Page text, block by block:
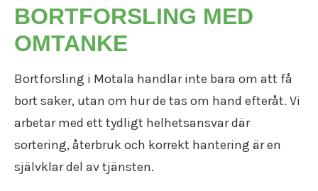
BORTFORSLING MED
OMTANKE
Bortforsling i Motala handlar inte bara om att få
bort saker, utan om hur de tas om hand efteråt. Vi
arbetar med ett tydligt helhetsansvar där
sortering, återbruk och korrekt hantering är en
självklar del av tjänsten.